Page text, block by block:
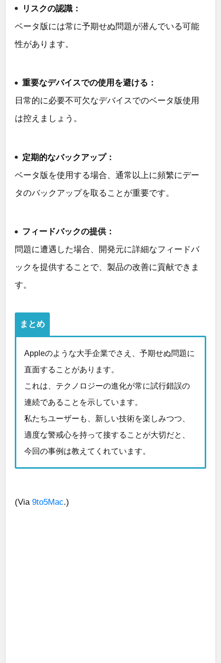
リスクの認識：
ベータ版には常に予期せぬ問題が潜んでいる可能
性があります。
重要なデバイスでの使用を避ける：
日常的に必要不可欠なデバイスでのベータ版使用
は控えましょう。
定期的なバックアップ：
ベータ版を使用する場合、通常以上に頻繁にデー
タのバックアップを取ることが重要です。
フィードバックの提供：
問題に遭遇した場合、開発元に詳細なフィードバ
ックを提供することで、製品の改善に貢献できま
す。
まとめ
Appleのような大手企業でさえ、予期せぬ問題に
直面することがあります。
これは、テクノロジーの進化が常に試行錯誤の
連続であることを示しています。
私たちユーザーも、新しい技術を楽しみつつ、
適度な警戒心を持って接することが大切だと、
今回の事例は教えてくれています。
(Via 9to5Mac.)